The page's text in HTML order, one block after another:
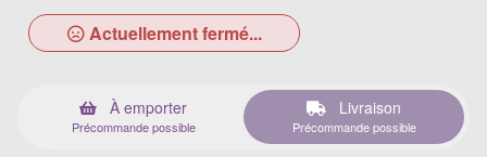
Actuellement fermé...
À emporter
Précommande possible
Livraison
Précommande possible